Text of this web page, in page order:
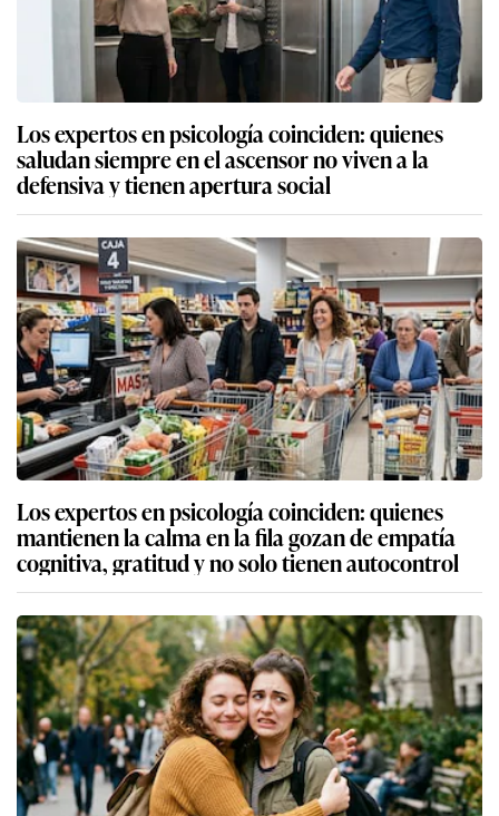
Los expertos en psicología coinciden: quienes
saludan siempre en el ascensor no viven a la
defensiva y tienen apertura social
Los expertos en psicología coinciden: quienes
mantienen la calma en la fila gozan de empatía
cognitiva, gratitud y no solo tienen autocontrol